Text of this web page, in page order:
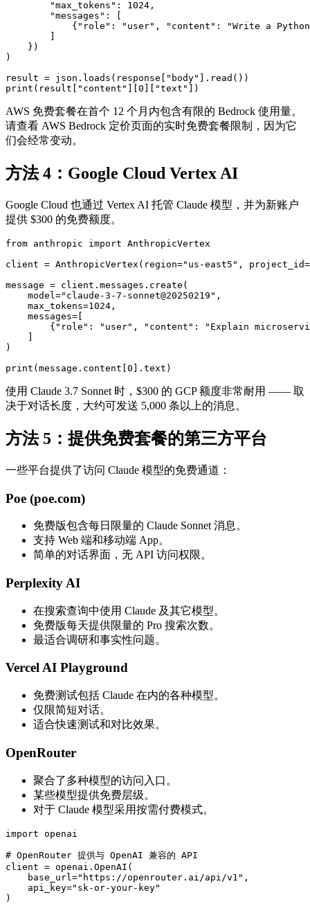
        "max_tokens": 1024,
        "messages": [
{"role": "user", "content": "Write a
    })
)
result = json.loads(response["body"].read())
AWS 免费套餐在首个 12 个月内包含有限的 Bedrock 使用量。
请查看 AWS Bedrock 定价页面的实时免费套餐限制，因为它
们会经常变动。
方法 4：Google Cloud Vertex AI
Google Cloud 也通过 Vertex AI 托管 Claude 模型，并为新账户
提供 $300 的免费额度。
from anthropic import AnthropicVertex
client = AnthropicVertex(region="us-east5",
message = client.messages.create(
    model="claude-3-7-sonnet@20250219",
    max_tokens=1024,
    messages=[
{"role": "user", "content": "Explain
)
使用 Claude 3.7 Sonnet 时，$300 的 GCP 额度非常耐用 —— 取
决于对话长度，大约可发送 5,000 条以上的消息。
方法 5：提供免费套餐的第三方平台
一些平台提供了访问 Claude 模型的免费通道：
Poe (poe.com)
免费版包含每日限量的 Claude Sonnet 消息。
支持 Web 端和移动端 App。
简单的对话界面，无 API 访问权限。
Perplexity AI
在搜索查询中使用 Claude 及其它模型。
免费版每天提供限量的 Pro 搜索次数。
最适合调研和事实性问题。
Vercel AI Playground
免费测试包括 Claude 在内的各种模型。
仅限简短对话。
适合快速测试和对比效果。
OpenRouter
聚合了多种模型的访问入口。
某些模型提供免费层级。
对于 Claude 模型采用按需付费模式。
import openai
# OpenRouter 提供与 OpenAI 兼容的 API
client = openai.OpenAI(
    base_url="https://openrouter.ai/api/v1",
    api_key="sk-or-your-key"
)